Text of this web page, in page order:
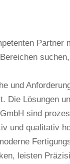
Partner
und
Die Lösungen
sind
und qualitativ
leisten